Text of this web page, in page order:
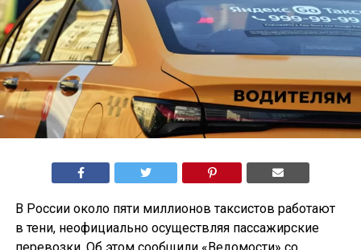
В России около пяти миллионов таксистов работают
в тени, неофициально осуществляя пассажирские